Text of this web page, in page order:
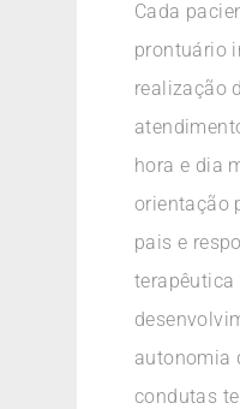
Cada
prontuário
realização
hora e dia
orientação
pais e
autonomia
condutas